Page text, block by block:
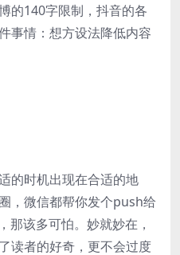
的140字限制，抖音的各
事情：想方设法降低内容
的时机出现在合适的地
，微信都帮你发个push给
那该多可怕。妙就妙在，
读者的好奇，更不会过度